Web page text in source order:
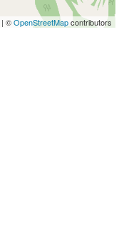
| ©OpenStreetMapcontributors